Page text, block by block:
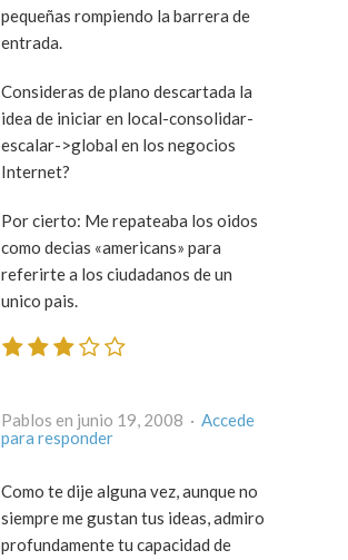
pequeñas rompiendo la barrera de
entrada.
Consideras de plano descartada la
idea de iniciar en local-consolidar-
escalar->global en los negocios
Internet?
Por cierto: Me repateaba los oidos
como decias «americans» para
referirte a los ciudadanos de un
unico pais.
Pablos en junio 19, 2008 · Accede
para responder
Como te dije alguna vez, aunque no
siempre me gustan tus ideas, admiro
profundamente tu capacidad de